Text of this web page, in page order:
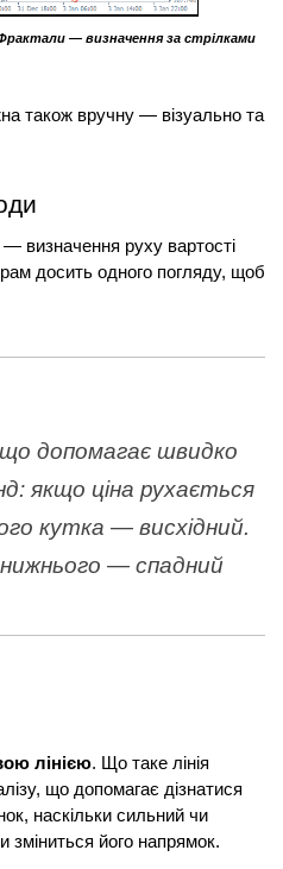
— визначення за стрілками
також вручну — візуально та
— визначення руху вартості
досить одного погляду, щоб
допомагає швидко
якщо ціна рухається
кутка — висхідний.
— спадний
лінією. Що таке лінія
що допомагає дізнатися
наскільки сильний чи
зміниться його напрямок.